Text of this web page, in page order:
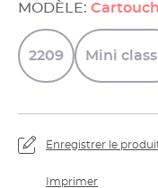
MODÈLE:
2209 Mini
Enregistrer le
Imprimer